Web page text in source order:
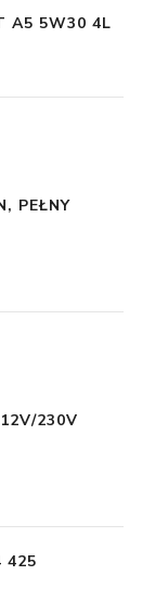
A5 5W30 4L
PEŁNY
230V
425